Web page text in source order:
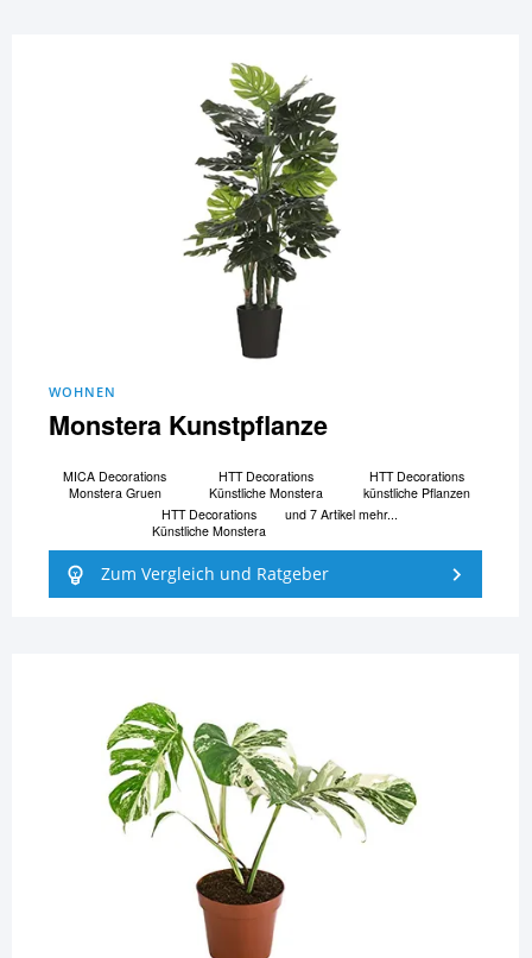
WOHNEN
Monstera Kunstpflanze
MICA Decorations
Monstera Gruen
HTT Decorations
Künstliche Monstera
HTT Decorations
künstliche Pflanzen
HTT Decorations
Künstliche Monstera
und 7 Artikel mehr...
Zum Vergleich und Ratgeber